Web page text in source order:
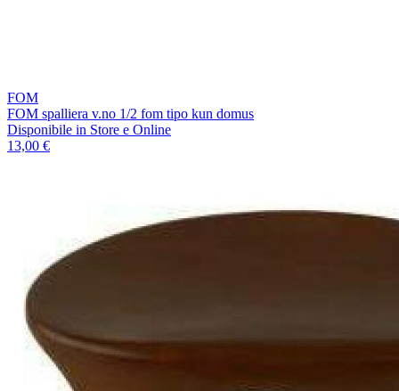
FOM
FOM spalliera v.no 1/2 fom tipo kun domus
Disponibile in Store e Online
13,00 €